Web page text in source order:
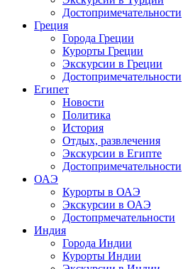
Достопримечательности
Греция
Города Греции
Курорты Греции
Экскурсии в Греции
Достопримечательности
Египет
Новости
Политика
История
Отдых, развлечения
Экскурсии в Египте
Достопримечательности
ОАЭ
Курорты в ОАЭ
Экскурсии в ОАЭ
Достопрмечательности
Индия
Города Индии
Курорты Индии